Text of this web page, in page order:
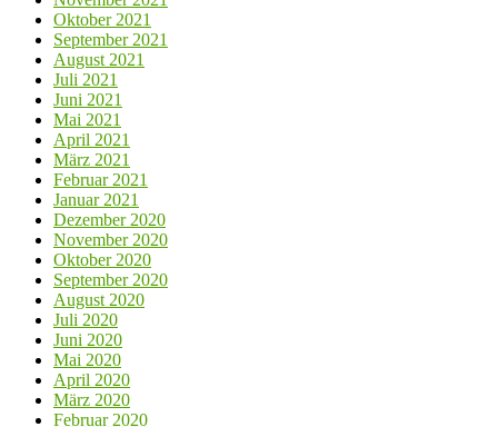
Oktober 2021
September 2021
August 2021
Juli 2021
Juni 2021
Mai 2021
April 2021
März 2021
Februar 2021
Januar 2021
Dezember 2020
November 2020
Oktober 2020
September 2020
August 2020
Juli 2020
Juni 2020
Mai 2020
April 2020
März 2020
Februar 2020